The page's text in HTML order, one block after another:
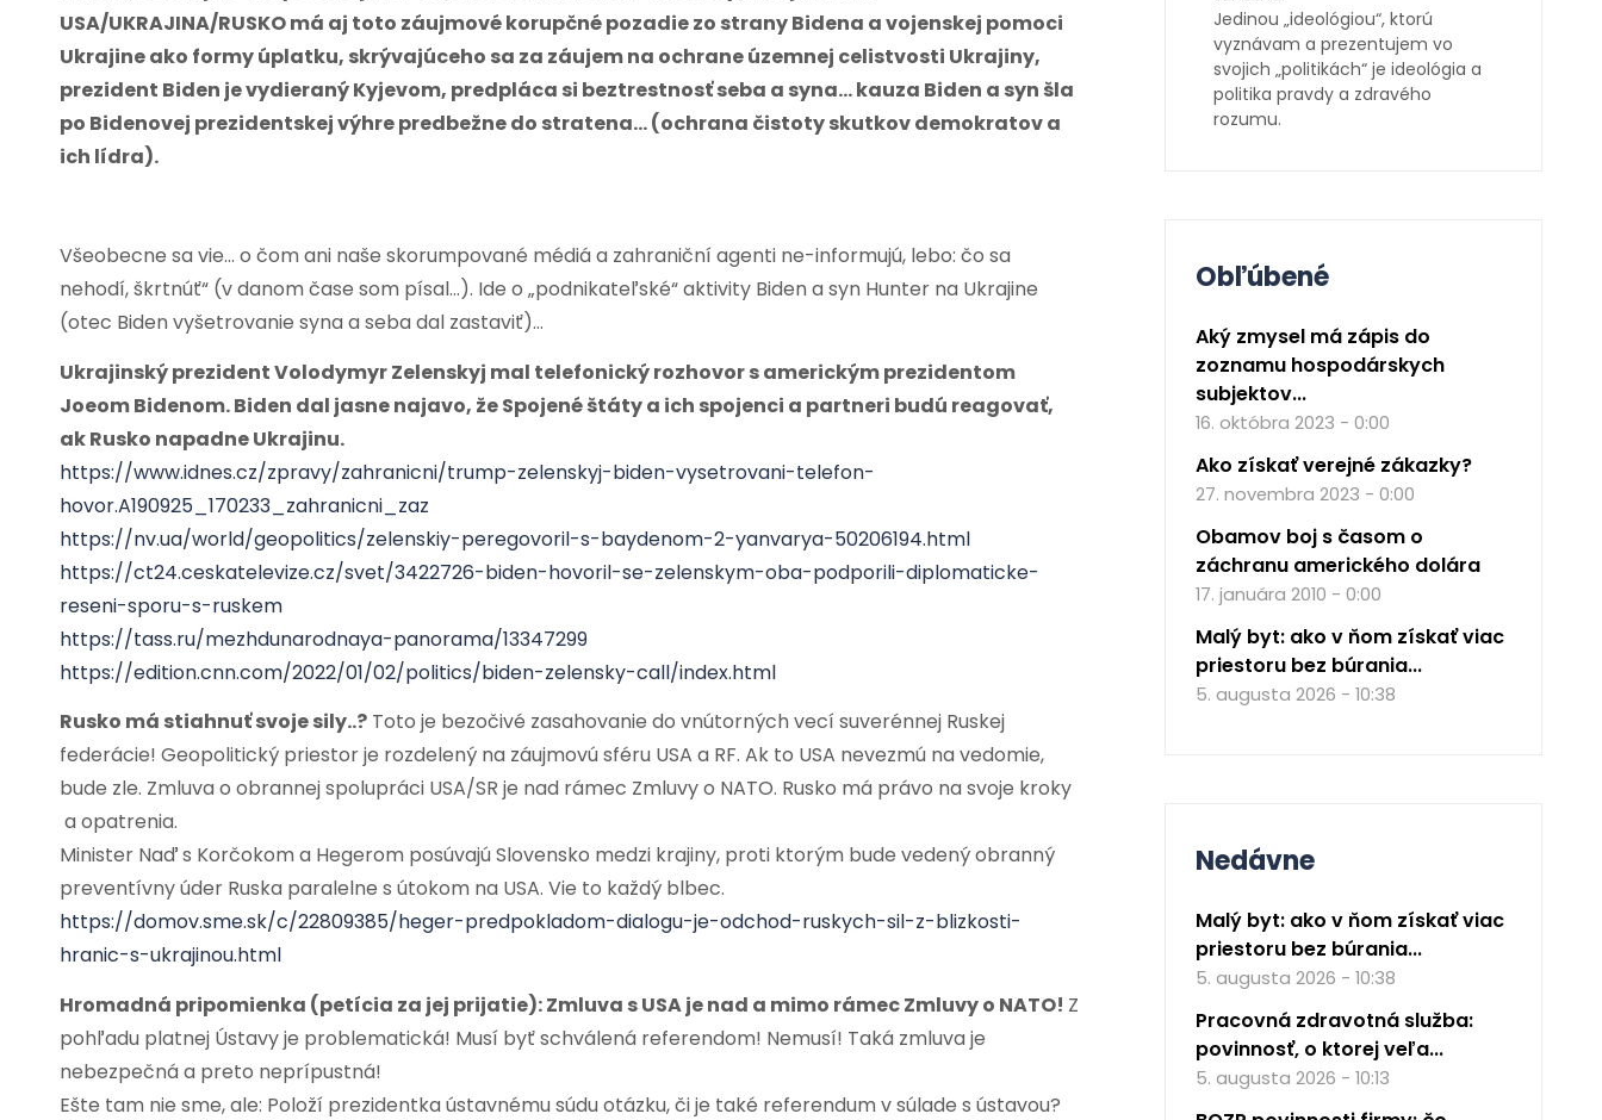
USA/UKRAJINA/RUSKO má aj toto záujmové korupčné pozadie zo strany Bidena a vojenskej pomoci
Ukrajine ako formy úplatku, skrývajúceho sa za záujem na ochrane územnej celistvosti Ukrajiny,
prezident Biden je vydieraný Kyjevom, predpláca si beztrestnosť seba a syna… kauza Biden a syn šla
po Bidenovej prezidentskej výhre predbežne do stratena… (ochrana čistoty skutkov demokratov a
ich lídra).
Všeobecne sa vie… o čom ani naše skorumpované médiá a zahraniční agenti ne-informujú, lebo: čo sa
nehodí, škrtnúť“ (v danom čase som písal…). Ide o „podnikateľské“ aktivity Biden a syn Hunter na Ukrajine
(otec Biden vyšetrovanie syna a seba dal zastaviť)…
Ukrajinský prezident Volodymyr Zelenskyj mal telefonický rozhovor s americkým prezidentom
Joeom Bidenom. Biden dal jasne najavo, že Spojené štáty a ich spojenci a partneri budú reagovať,
ak Rusko napadne Ukrajinu.
https://www.idnes.cz/zpravy/zahranicni/trump-zelenskyj-biden-vysetrovani-telefon-
hovor.A190925_170233_zahranicni_zaz
https://nv.ua/world/geopolitics/zelenskiy-peregovoril-s-baydenom-2-yanvarya-50206194.html
https://ct24.ceskatelevize.cz/svet/3422726-biden-hovoril-se-zelenskym-oba-podporili-diplomaticke-
reseni-sporu-s-ruskem
https://tass.ru/mezhdunarodnaya-panorama/13347299
https://edition.cnn.com/2022/01/02/politics/biden-zelensky-call/index.html
Rusko má stiahnuť svoje sily..? Toto je bezočivé zasahovanie do vnútorných vecí suverénnej Ruskej
federácie! Geopolitický priestor je rozdelený na záujmovú sféru USA a RF. Ak to USA nevezmú na vedomie,
bude zle. Zmluva o obrannej spolupráci USA/SR je nad rámec Zmluvy o NATO. Rusko má právo na svoje kroky
a opatrenia.
Minister Naď s Korčokom a Hegerom posúvajú Slovensko medzi krajiny, proti ktorým bude vedený obranný
preventívny úder Ruska paralelne s útokom na USA. Vie to každý blbec.
https://domov.sme.sk/c/22809385/heger-predpokladom-dialogu-je-odchod-ruskych-sil-z-blizkosti-
hranic-s-ukrajinou.html
Hromadná pripomienka (petícia za jej prijatie): Zmluva s USA je nad a mimo rámec Zmluvy o NATO! Z
pohľadu platnej Ústavy je problematická! Musí byť schválená referendom! Nemusí! Taká zmluva je
nebezpečná a preto neprípustná!
Ešte tam nie sme, ale: Položí prezidentka ústavnému súdu otázku, či je také referendum v súlade s ústavou?
Jedinou „ideológiou“, ktorú
vyznávam a prezentujem vo
svojich „politikách“ je ideológia a
politika pravdy a zdravého
rozumu.
Obľúbené
Aký zmysel má zápis do
zoznamu hospodárskych
subjektov...
16. októbra 2023 - 0:00
Ako získať verejné zákazky?
27. novembra 2023 - 0:00
Obamov boj s časom o
záchranu amerického dolára
17. januára 2010 - 0:00
Malý byt: ako v ňom získať viac
priestoru bez búrania...
5. augusta 2026 - 10:38
Nedávne
Malý byt: ako v ňom získať viac
priestoru bez búrania...
5. augusta 2026 - 10:38
Pracovná zdravotná služba:
povinnosť, o ktorej veľa...
5. augusta 2026 - 10:13